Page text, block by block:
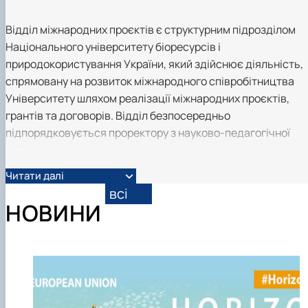
Відділ міжнародних проєктів є структурним підрозділом
Національного університету біоресурсів і
природокористування України, який здійснює діяльність,
спрямовану на розвиток міжнародного співробітництва
Університету шляхом реалізації міжнародних проєктів,
грантів та договорів. Відділ безпосередньо
підпорядковується проректору з науково-педагогічної
Основними напрямами діяльності Відділу є: розширення
міжнародної активності університету в контексті
залученості науковців університету до світової наукової
змін та узгодження чинних норм зі змінами; сприяння
забезпеченню освітньої та наукової місії університету.
Читати далі
НОВИНИ
всі